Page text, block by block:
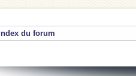
Index du forum